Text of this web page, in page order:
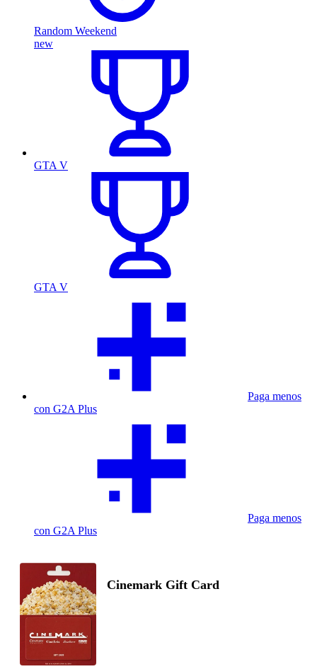
Random Weekend
new
GTA V
GTA V
Paga menos
con G2A Plus
Paga menos
con G2A Plus
Cinemark Gift Card